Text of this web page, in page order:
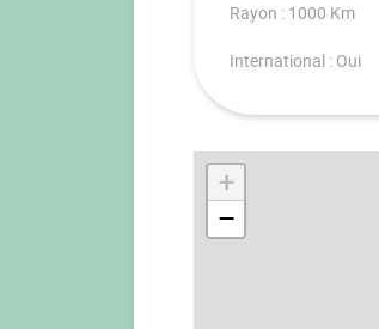
Rayon : 1000 Km
International : Oui
+
−